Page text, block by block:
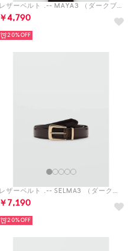
レザーベルト .-- MAYA3 （ダークブラウン）
￥4,790
20%
レザーベルト .-- SELMA3 （ダークブラウン）
￥7,190
20%